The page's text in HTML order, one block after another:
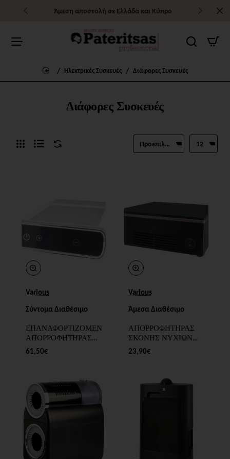
Άμεση αποστολή σε Ελλάδα και Κύπρο
Διάφορες Συσκευές
Ηλεκτρικές Συσκευές Διάφορες Συσκευές
Various
Σύντομα Διαθέσιμο
ΕΠΑΝΑΦΟΡΤΙΖΟΜΕΝΟΣ
ΑΠΟΡΡΟΦΗΤΗΡΑΣ
ΣΚΟΝΗΣ ΝΥΧΙΩΝ
ME LCD ΟΘΟΝΗ
61,50€
Various
Άμεσα Διαθέσιμο
ΑΠΟΡΡΟΦΗΤΗΡΑΣ
ΣΚΟΝΗΣ ΝΥΧΙΩΝ
60 Watt
23,90€